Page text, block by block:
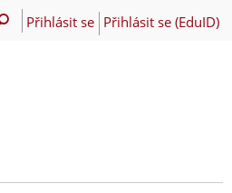
Přihlásit se Přihlásit se (EduID)